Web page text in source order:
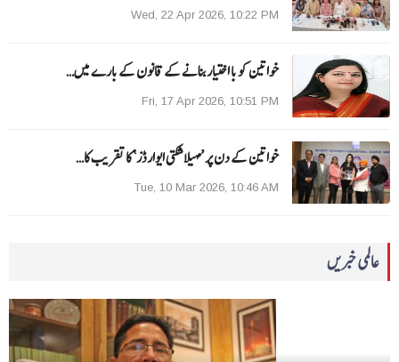
Wed, 22 Apr 2026, 10:22 PM
خواتین کو با اختیار بنانے کے قانون کے بارے میں…
Fri, 17 Apr 2026, 10:51 PM
خواتین کے دن پر ’مہیلا شکتی ایوارڈز‘ کا تقریب کا…
Tue, 10 Mar 2026, 10:46 AM
عالمی خبریں